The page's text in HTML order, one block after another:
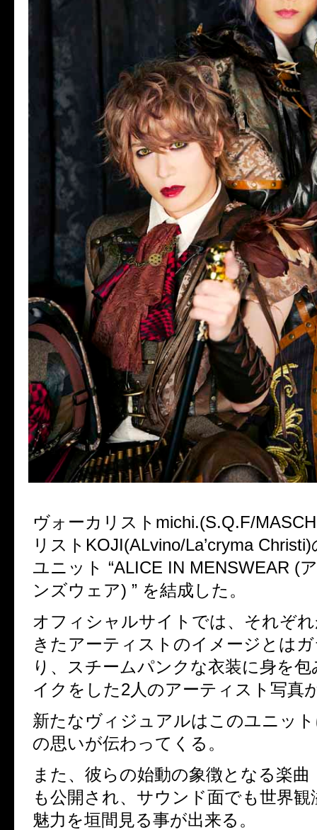
ヴォーカリスト michi.(S.Q.F/
リスト KOJI(ALvino/La’cryma Christi)
ユニット “ALICE IN MENSWEAR (
ンズウェア) ” を結成した。
オフィシャルサイトでは、それぞ
きたアーティストのイメージとは
り、スチームパンクな衣装に身を
イクをした2人のアーティスト写真
新たなヴィジュアルはこのユニッ
の思いが伝わってくる。
また、彼らの始動の象徴となる楽曲
も公開され、サウンド面でも世界
魅力を垣間見る事が出来る。